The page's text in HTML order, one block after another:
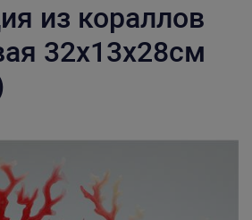
из кораллов
32х13х28см